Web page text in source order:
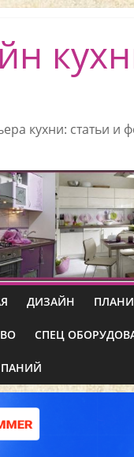
кухни: статьи и
ДИЗАЙН
СПЕЦ